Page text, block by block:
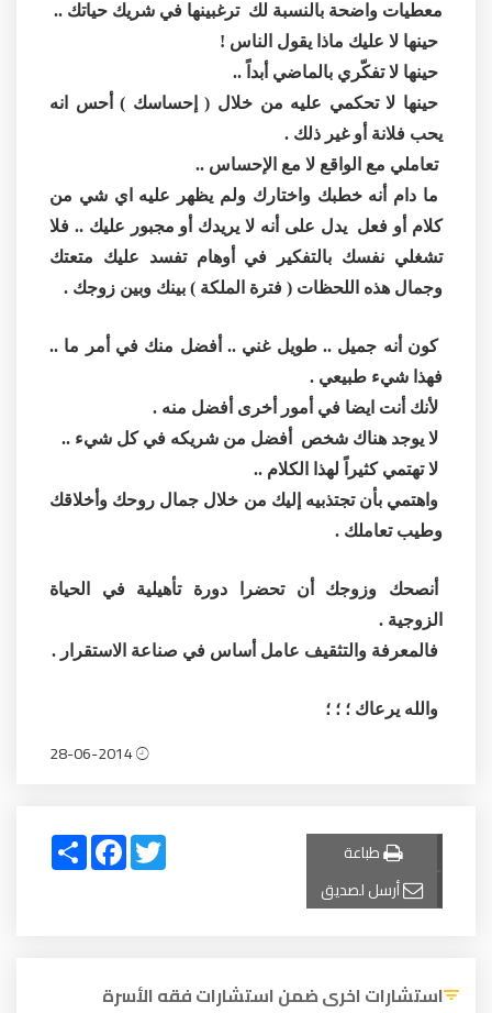
معطيات واضحة بالنسبة لك ترغبينها في شريك حياتك ..
حينها لا عليك ماذا يقول الناس !
حينها لا تفكّري بالماضي أبداً ..
حينها لا تحكمي عليه من خلال ( إحساسك ) أحس انه
يحب فلانة أو غير ذلك .
تعاملي مع الواقع لا مع الإحساس ..
ما دام أنه خطبك واختارك ولم يظهر عليه اي شي من
كلام أو فعل يدل على أنه لا يريدك أو مجبور عليك .. فلا
تشغلي نفسك بالتفكير في أوهام تفسد عليك متعتك
وجمال هذه اللحظات ( فترة الملكة ) بينك وبين زوجك .
كون أنه جميل .. طويل غني .. أفضل منك في أمر ما ..
فهذا شيء طبيعي .
لأنك أنت ايضا في أمور أخرى أفضل منه .
لا يوجد هناك شخص أفضل من شريكه في كل شيء ..
لا تهتمي كثيراً لهذا الكلام ..
واهتمي بأن تجتذبيه إليك من خلال جمال روحك وأخلاقك
وطيب تعاملك .
أنصحك وزوجك أن تحضرا دورة تأهيلية في الحياة
الزوجية .
فالمعرفة والتثقيف عامل أساس في صناعة الاستقرار .
والله يرعاك ؛ ؛ ؛
طباعة
أرسل لصديق
Share
FacebookTwitter
استشارات اخرى ضمن استشارات فقه الأسرة